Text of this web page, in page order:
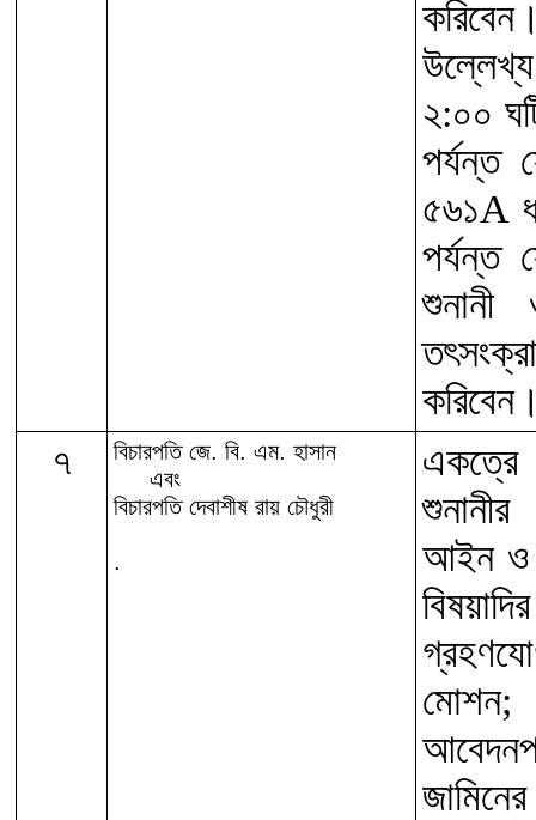
২:০০
পর্যন্ত
৫৬১A
পর্যন্ত
শুনানী
৭
বিচারপতি জে. বি. এম. হাসান
এবং
বিচারপতি দেবাশীষ রায় চৌধুরী
.
একত্রে
আইন ও
মোশন;